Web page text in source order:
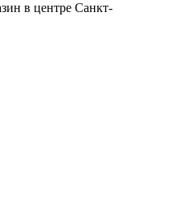
в центре Санкт-